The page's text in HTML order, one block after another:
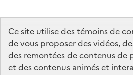
Ce site utilise des témoins de
de vous proposer des vidéos,
des remontées de contenus de
et des contenus animés et
data.gouv.fr legifrance.gouv.fr
service-public.gouv.fr